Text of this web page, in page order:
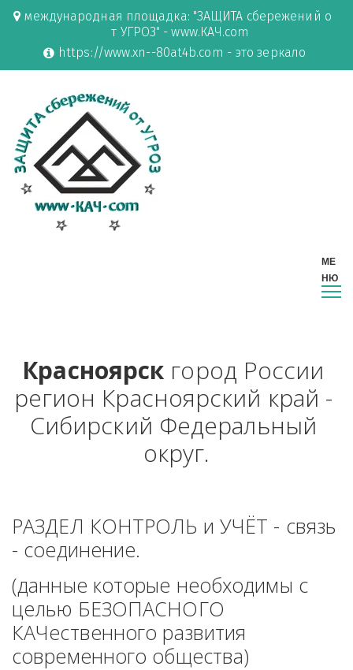
международная площадка: "ЗАЩИТА сбережений о
т УГРОЗ" - www.КАЧ.com
https://www.xn--80at4b.com - это зеркало
Красноярск город России
регион Красноярский край -
Сибирский Федеральный
округ.
РАЗДЕЛ КОНТРОЛЬ и УЧЁТ - связь
- соединение.
(данные которые необходимы с
целью БЕЗОПАСНОГО
КАЧественного развития
современного общества)